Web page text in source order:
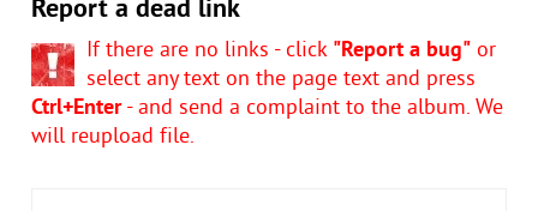
Report a dead link
If there are no links - click "Report a bug" or
select any text on the page text and press
Ctrl+Enter- and send a complaint to the album. We
will reupload file.